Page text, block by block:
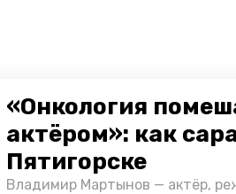
«Онкология
актёром»: как
Пятигорске
Владимир Мартынов — актёр,